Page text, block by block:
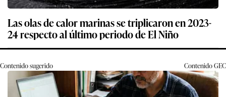
Las olas de calor marinas se triplicaron en 2023-
24 respecto al último periodo de El Niño
Contenido sugerido ContenidoGEC